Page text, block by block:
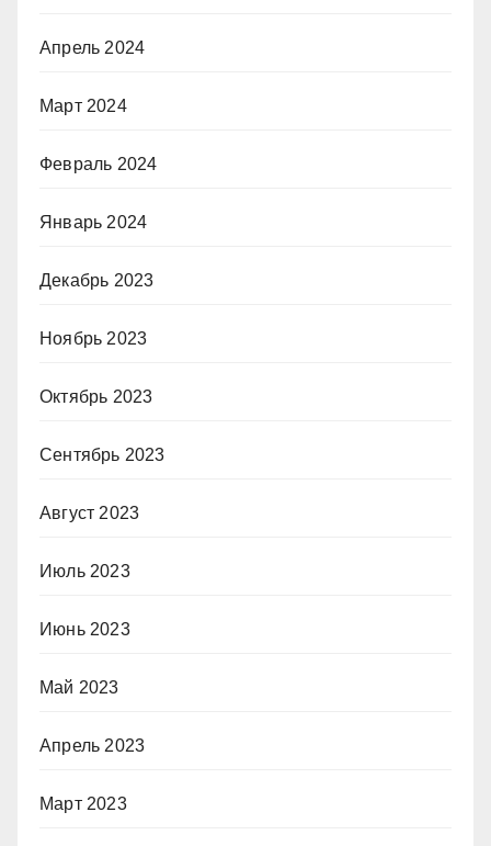
Апрель 2024
Март 2024
Февраль 2024
Январь 2024
Декабрь 2023
Ноябрь 2023
Октябрь 2023
Сентябрь 2023
Август 2023
Июль 2023
Июнь 2023
Май 2023
Апрель 2023
Март 2023